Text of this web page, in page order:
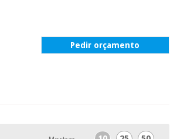
Pedir orçamento